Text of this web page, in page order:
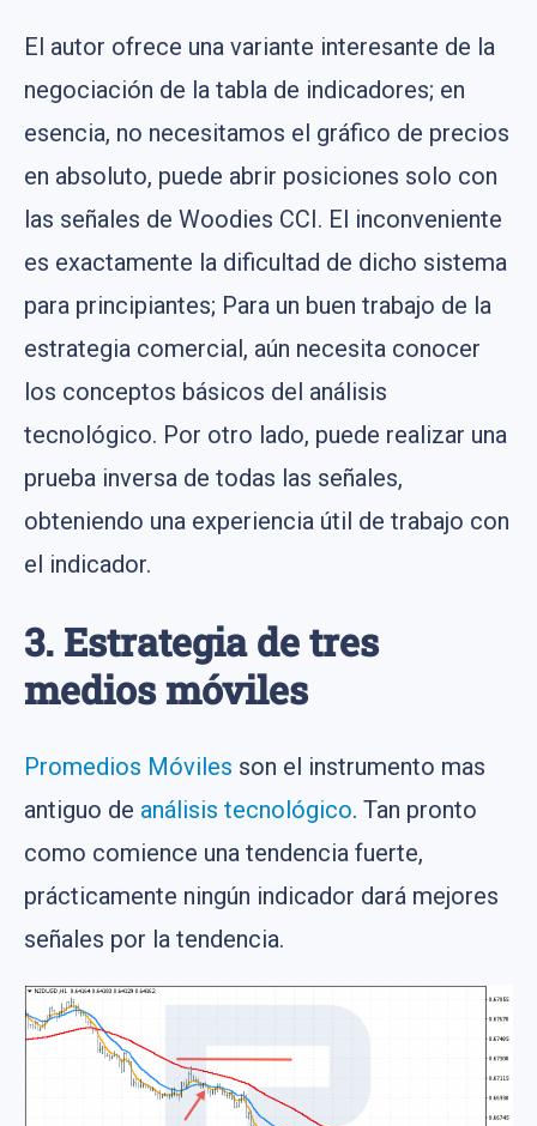
El autor ofrece una variante interesante de la
negociación de la tabla de indicadores; en
esencia, no necesitamos el gráfico de precios
en absoluto, puede abrir posiciones solo con
las señales de Woodies CCI. El inconveniente
es exactamente la dificultad de dicho sistema
para principiantes; Para un buen trabajo de la
estrategia comercial, aún necesita conocer
los conceptos básicos del análisis
tecnológico. Por otro lado, puede realizar una
prueba inversa de todas las señales,
obteniendo una experiencia útil de trabajo con
el indicador.
3. Estrategia de tres
medios móviles
Promedios Móviles son el instrumento mas
antiguo de análisis tecnológico. Tan pronto
como comience una tendencia fuerte,
prácticamente ningún indicador dará mejores
señales por la tendencia.